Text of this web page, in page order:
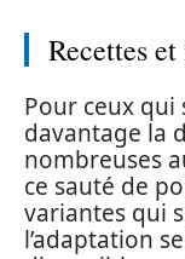
Recettes
Pour ceux
davantage la
nombreuses
ce sauté de
variantes qui
l’adaptation